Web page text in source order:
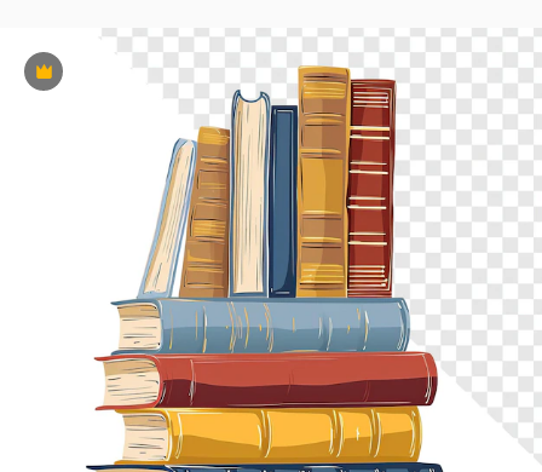
Premium